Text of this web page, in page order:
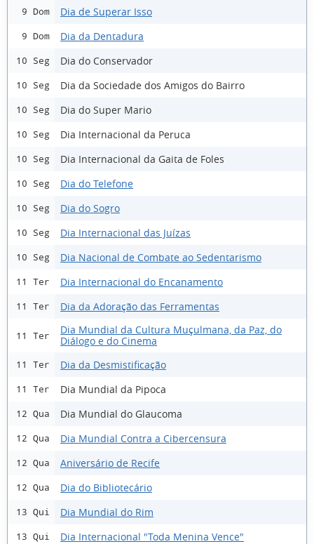
9 Dom Dia de Superar Isso
9 Dom Dia da Dentadura
10 Seg Dia do Conservador
10 Seg Dia da Sociedade dos Amigos do Bairro
10 Seg Dia do Super Mario
10 Seg Dia Internacional da Peruca
10 Seg Dia Internacional da Gaita de Foles
10 Seg Dia do Telefone
10 Seg Dia do Sogro
10 Seg Dia Internacional das Juízas
10 Seg Dia Nacional de Combate ao Sedentarismo
11 Ter Dia Internacional do Encanamento
11 Ter Dia da Adoração das Ferramentas
11 Ter
Dia Mundial da Cultura Muçulmana, da Paz, do
Diálogo e do Cinema
11 Ter Dia da Desmistificação
11 Ter Dia Mundial da Pipoca
12 Qua Dia Mundial do Glaucoma
12 Qua Dia Mundial Contra a Cibercensura
12 Qua Aniversário de Recife
12 Qua Dia do Bibliotecário
13 Qui Dia Mundial do Rim
13 Qui Dia Internacional "Toda Menina Vence"